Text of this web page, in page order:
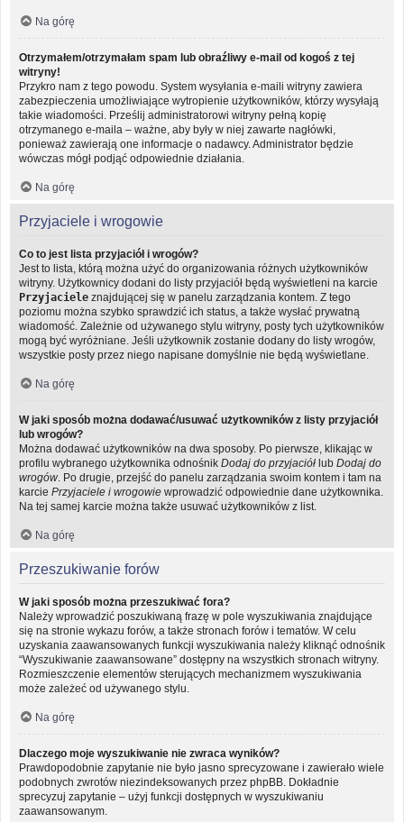
Na górę
Otrzymałem/otrzymałam spam lub obraźliwy e-mail od kogoś z tej
witryny!
Przykro nam z tego powodu. System wysyłania e-maili witryny zawiera
zabezpieczenia umożliwiające wytropienie użytkowników, którzy wysyłają
takie wiadomości. Prześlij administratorowi witryny pełną kopię
otrzymanego e-maila – ważne, aby były w niej zawarte nagłówki,
ponieważ zawierają one informacje o nadawcy. Administrator będzie
wówczas mógł podjąć odpowiednie działania.
Na górę
Przyjaciele i wrogowie
Co to jest lista przyjaciół i wrogów?
Jest to lista, którą można użyć do organizowania różnych użytkowników
witryny. Użytkownicy dodani do listy przyjaciół będą wyświetleni na karcie
Przyjaciele znajdującej się w panelu zarządzania kontem. Z tego
poziomu można szybko sprawdzić ich status, a także wysłać prywatną
wiadomość. Zależnie od używanego stylu witryny, posty tych użytkowników
mogą być wyróżniane. Jeśli użytkownik zostanie dodany do listy wrogów,
wszystkie posty przez niego napisane domyślnie nie będą wyświetlane.
Na górę
W jaki sposób można dodawać/usuwać użytkowników z listy przyjaciół
lub wrogów?
Można dodawać użytkowników na dwa sposoby. Po pierwsze, klikając w
profilu wybranego użytkownika odnośnik Dodaj do przyjaciół lub Dodaj do
wrogów . Po drugie, przejść do panelu zarządzania swoim kontem i tam na
karcie Przyjaciele i wrogowie wprowadzić odpowiednie dane użytkownika.
Na tej samej karcie można także usuwać użytkowników z list.
Na górę
Przeszukiwanie forów
W jaki sposób można przeszukiwać fora?
Należy wprowadzić poszukiwaną frazę w pole wyszukiwania znajdujące
się na stronie wykazu forów, a także stronach forów i tematów. W celu
uzyskania zaawansowanych funkcji wyszukiwania należy kliknąć odnośnik
“Wyszukiwanie zaawansowane” dostępny na wszystkich stronach witryny.
Rozmieszczenie elementów sterujących mechanizmem wyszukiwania
może zależeć od używanego stylu.
Na górę
Dlaczego moje wyszukiwanie nie zwraca wyników?
Prawdopodobnie zapytanie nie było jasno sprecyzowane i zawierało wiele
podobnych zwrotów niezindeksowanych przez phpBB. Dokładnie
sprecyzuj zapytanie – użyj funkcji dostępnych w wyszukiwaniu
zaawansowanym.